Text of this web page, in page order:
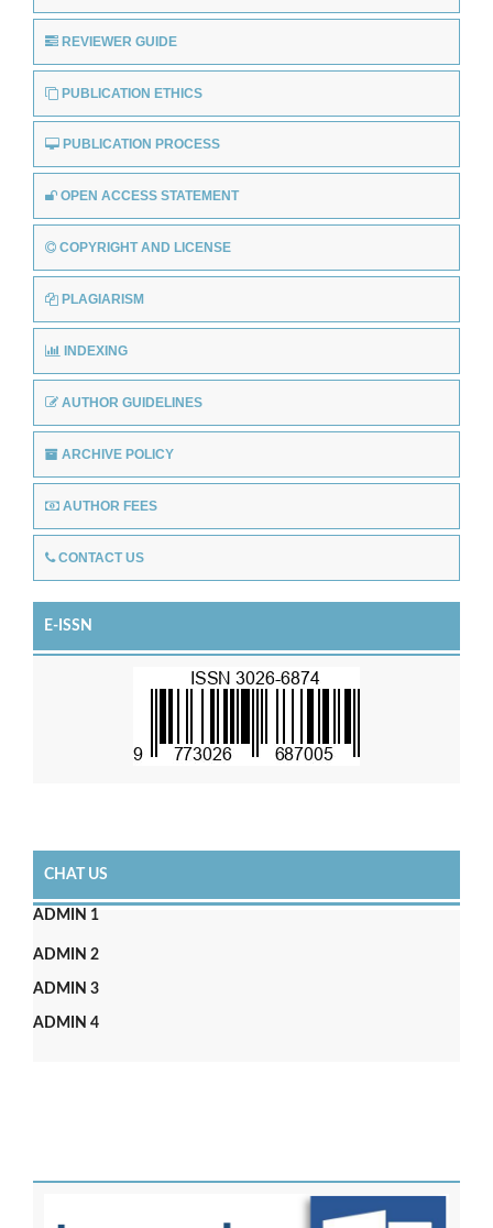
REVIEWER GUIDE
PUBLICATION ETHICS
PUBLICATION PROCESS
OPEN ACCESS STATEMENT
COPYRIGHT AND LICENSE
PLAGIARISM
INDEXING
AUTHOR GUIDELINES
ARCHIVE POLICY
AUTHOR FEES
CONTACT US
E-ISSN
CHAT US
ADMIN 1
ADMIN 2
ADMIN 3
ADMIN 4